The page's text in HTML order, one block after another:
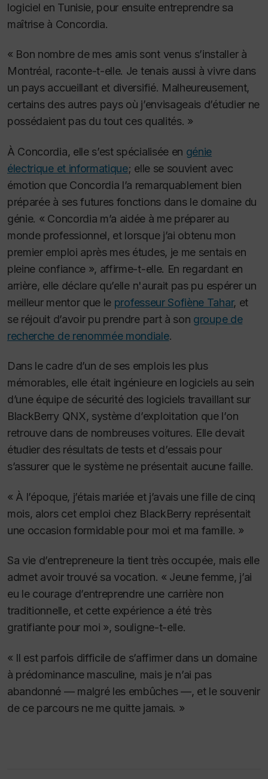
logiciel en Tunisie, pour ensuite entreprendre sa
maîtrise à Concordia.
« Bon nombre de mes amis sont venus s’installer à
Montréal, raconte-t-elle. Je tenais aussi à vivre dans
un pays accueillant et diversifié. Malheureusement,
certains des autres pays où j’envisageais d’étudier ne
possédaient pas du tout ces qualités. »
À Concordia, elle s’est spécialisée en génie
électrique et informatique; elle se souvient avec
émotion que Concordia l’a remarquablement bien
préparée à ses futures fonctions dans le domaine du
génie. « Concordia m’a aidée à me préparer au
monde professionnel, et lorsque j’ai obtenu mon
premier emploi après mes études, je me sentais en
pleine confiance », affirme-t-elle. En regardant en
arrière, elle déclare qu’elle n'aurait pas pu espérer un
meilleur mentor que le professeur Sofiène Tahar, et
se réjouit d’avoir pu prendre part à son groupe de
recherche de renommée mondiale.
Dans le cadre d’un de ses emplois les plus
mémorables, elle était ingénieure en logiciels au sein
d’une équipe de sécurité des logiciels travaillant sur
BlackBerry QNX, système d’exploitation que l’on
retrouve dans de nombreuses voitures. Elle devait
étudier des résultats de tests et d’essais pour
s’assurer que le système ne présentait aucune faille.
« À l’époque, j’étais mariée et j’avais une fille de cinq
mois, alors cet emploi chez BlackBerry représentait
une occasion formidable pour moi et ma famille. »
Sa vie d’entrepreneure la tient très occupée, mais elle
admet avoir trouvé sa vocation. « Jeune femme, j’ai
eu le courage d’entreprendre une carrière non
traditionnelle, et cette expérience a été très
gratifiante pour moi », souligne-t-elle.
« Il est parfois difficile de s’affirmer dans un domaine
à prédominance masculine, mais je n’ai pas
abandonné — malgré les embûches —, et le souvenir
de ce parcours ne me quitte jamais. »